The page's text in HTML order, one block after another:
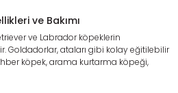
ve Bakımı
ve Labrador köpeklerin
Goldadorlar, ataları gibi kolay eğitilebilir
köpek, arama kurtarma köpeği,
olarak da görevlendiriliyorlar.